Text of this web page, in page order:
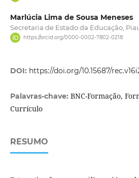
Marlúcia Lima de Sousa Meneses
Secretaria de Estado da Educação,
https://orcid.org/0000-0002-7802-0218
DOI: https://doi.org/10.15687/
Palavras-chave: BNC-Formação,
Currículo
RESUMO